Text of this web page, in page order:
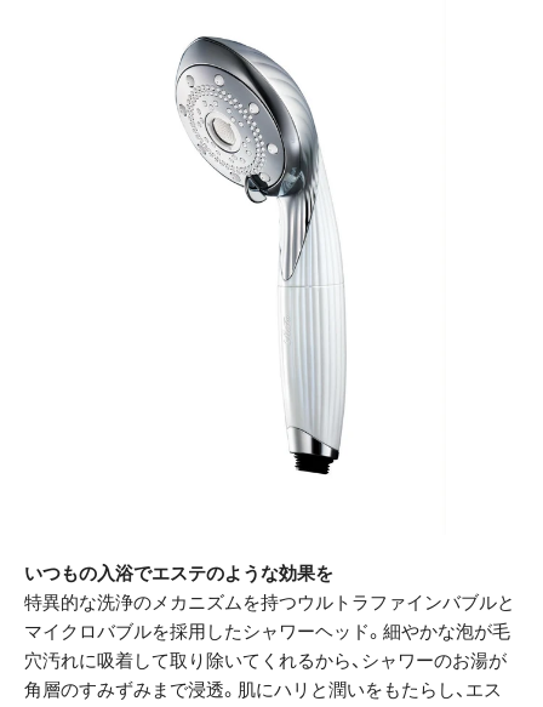
いつもの入浴でエステのような効果を
特異的な洗浄のメカニズムを持つウルトラファインバブルと
マイクロバブルを採用したシャワーヘッド。細やかな泡が毛
穴汚れに吸着して取り除いてくれるから、シャワーのお湯が
角層のすみずみまで浸透。肌にハリと潤いをもたらし、エス